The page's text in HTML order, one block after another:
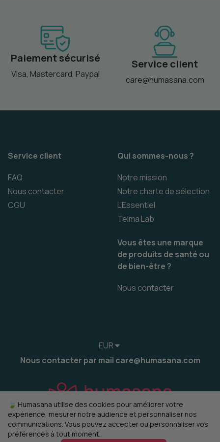
Paiement sécurisé
Visa, Mastercard, Paypal
Service client
care@humasana.com
Service client
FAQ
Nous contacter
CGU
Qui sommes-nous ?
Notre mission
Notre charte de sélection
L'Essentiel
Telma Lab
Vous êtes une marque
de produits de santé ou
de bien-être ?
Nous contacter
EUR
Nous contacter par mail care@humasana.com
🍃 Humasana utilise des cookies pour améliorer votre
expérience, mesurer notre audience et personnaliser nos
communications. Vous pouvez accepter ou personnaliser vos
préférences à tout moment.